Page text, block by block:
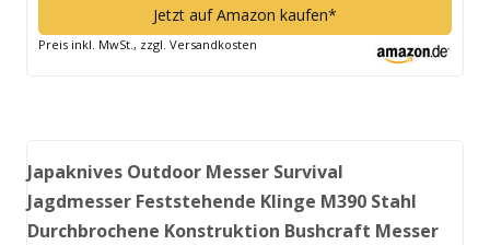
Jetzt auf Amazon kaufen*
Preis inkl. MwSt., zzgl. Versandkosten
Japaknives Outdoor Messer Survival
Jagdmesser Feststehende Klinge M390 Stahl
Durchbrochene Konstruktion Bushcraft Messer